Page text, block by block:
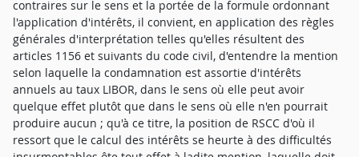
contraires sur le sens et la portée de la formule ordonnant
l'application d'intérêts, il convient, en application des règles
générales d'interprétation telles qu'elles résultent des
articles 1156 et suivants du code civil, d'entendre la mention
selon laquelle la condamnation est assortie d'intérêts
annuels au taux LIBOR, dans le sens où elle peut avoir
quelque effet plutôt que dans le sens où elle n'en pourrait
produire aucun ; qu'à ce titre, la position de RSCC d'où il
ressort que le calcul des intérêts se heurte à des difficultés